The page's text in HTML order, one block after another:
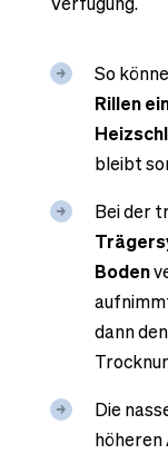
So
Rillen
bleibt
Bei der
Boden
dann
Die
höheren